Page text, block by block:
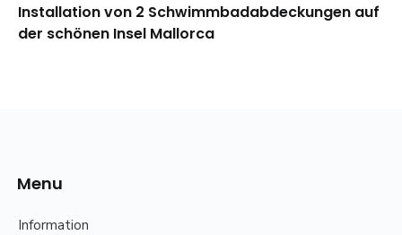
Next
post:
Installation von 2 Schwimmbadabdeckungen auf
der schönen Insel Mallorca
Menu
Information